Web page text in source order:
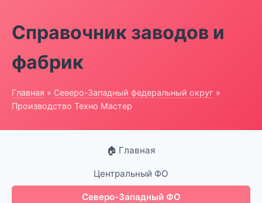
Справочник заводов и
фабрик
Главная » Северо-Западный федеральный округ »
Производство Техно Мастер
🏠 Главная
Центральный ФО
Северо-Западный ФО